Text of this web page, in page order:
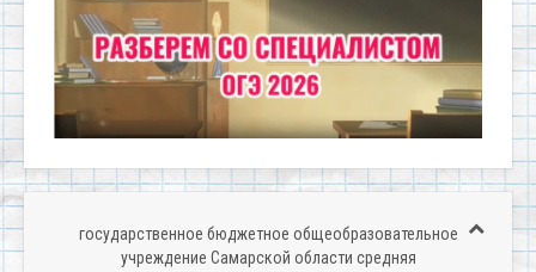
государственное бюджетное общеобразовательное
учреждение Самарской области средняя